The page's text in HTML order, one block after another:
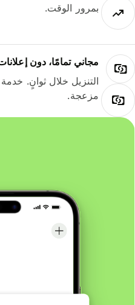
بمرور الوقت.
مجاني تمامًا، دون إعلانات
التنزيل خلال ثوانٍ. خدمة
مزعجة.